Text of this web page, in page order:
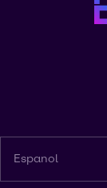
Espanol